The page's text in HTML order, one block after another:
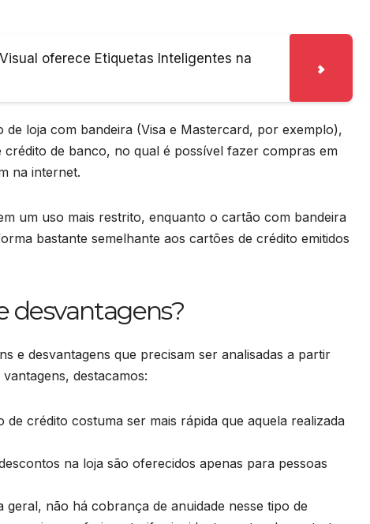
oferece Etiquetas Inteligentes na
loja com bandeira (Visa e Mastercard, por exemplo),
de banco, no qual é possível fazer compras em
na internet.
um uso mais restrito, enquanto o cartão com bandeira
bastante semelhante aos cartões de crédito emitidos
desvantagens?
e desvantagens que precisam ser analisadas a partir
destacamos:
crédito costuma ser mais rápida que aquela realizada
na loja são oferecidos apenas para pessoas
não há cobrança de anuidade nesse tipo de